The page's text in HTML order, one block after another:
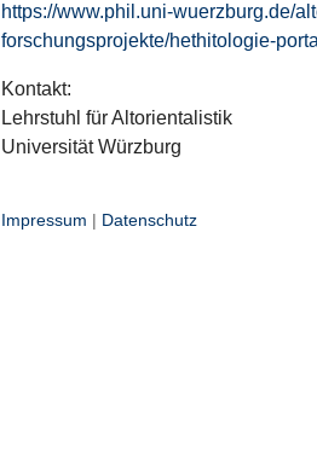
https://www.phil.uni-wuerzburg.de/
forschungsprojekte/hethitologie-
Kontakt:
Lehrstuhl für Altorientalistik
Universität Würzburg
Impressum | Datenschutz